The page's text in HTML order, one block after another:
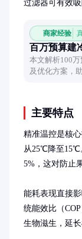
过滤器可有效
商家经验
百万预算建
本文解析100
及优化方案，
主要特点
精准温控是核
从25℃降至15℃
5%，这对防止
能耗表现直接
统能效比（
生物滋生，延